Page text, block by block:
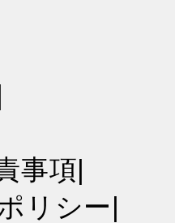
事項|
リシー|